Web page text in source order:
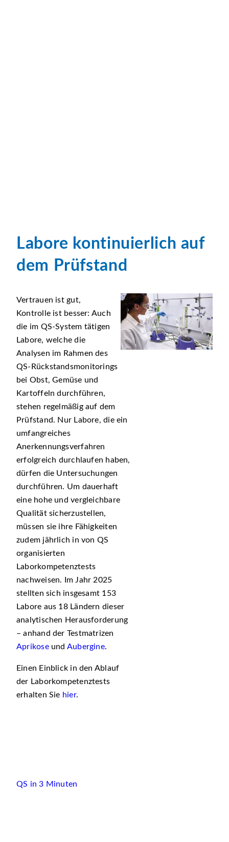
Labore kontinuierlich auf
dem Prüfstand
Vertrauen ist gut,
Kontrolle ist besser: Auch
die im QS-System tätigen
Labore, welche die
Analysen im Rahmen des
QS-Rückstandsmonitorings
bei Obst, Gemüse und
Kartoffeln durchführen,
stehen regelmäßig auf dem
Prüfstand. Nur Labore, die ein
umfangreiches
Anerkennungsverfahren
erfolgreich durchlaufen haben,
dürfen die Untersuchungen
durchführen. Um dauerhaft
eine hohe und vergleichbare
Qualität sicherzustellen,
müssen sie ihre Fähigkeiten
zudem jährlich in von QS
organisierten
Laborkompetenztests
nachweisen. Im Jahr 2025
stellten sich insgesamt 153
Labore aus 18 Ländern dieser
analytischen Herausforderung
– anhand der Testmatrizen
Aprikoseund Aubergine.
Einen Einblick in den Ablauf
der Laborkompetenztests
erhalten Sie hier.
QS in 3 Minuten